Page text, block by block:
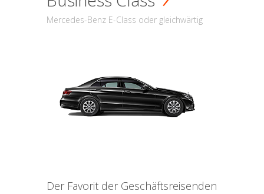
Mercedes-Benz E-Class oder gleichwärtig
Der Favorit der Geschäftsreisenden